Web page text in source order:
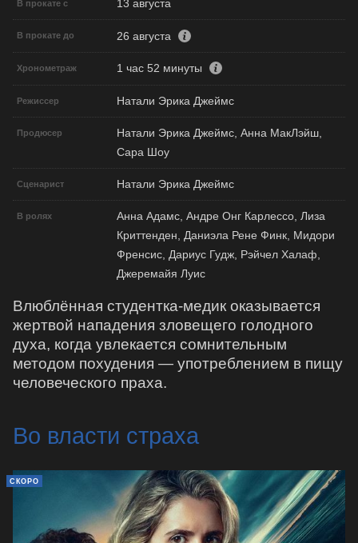
В прокате с 13 августа
В прокате до 26 августа
Хронометраж 1 час 52 минуты
Режиссер Натали Эрика Джеймс
Продюсер
Натали Эрика Джеймс, Анна МакЛэйш,
Сара Шоу
Сценарист Натали Эрика Джеймс
В ролях
Анна Адамс, Андре Онг Карлессо, Лиза
Криттенден, Даниэла Рене Финк, Мидори
Френсис, Дариус Гудж, Рэйчел Халаф,
Джеремайя Луис
Влюблённая студентка-медик оказывается
жертвой нападения зловещего голодного
духа, когда увлекается сомнительным
методом похудения — употреблением в пищу
человеческого праха.
Во власти страха
СКОРО